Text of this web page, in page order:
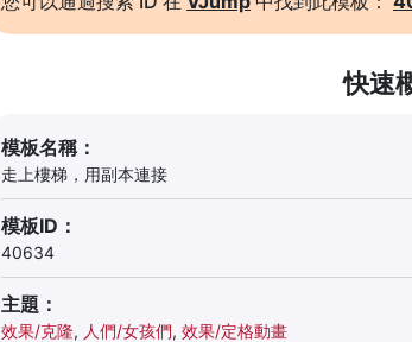
快速
模板名稱：
走上樓梯，用副本連接
模板ID：
40634
主題：
效果/克隆, 人們/女孩們, 效果/定格動畫